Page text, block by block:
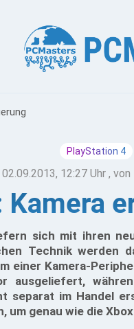
PlayStation 4
02.09.2013, 12:27 Uhr , von
Kamera
sich mit ihren
Technik werden
einer Kamera-
ausgeliefert,
separat im Handel
um genau wie die